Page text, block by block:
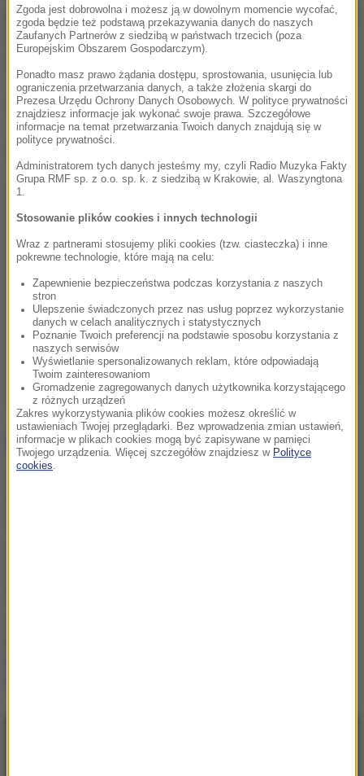
przybyło w Świętokrzyskiem - ich liczba wzrosła tam
o jedną trzecią. Na drugim miejscu pod tym
(edbie)
Dalsza część artykułu pod materiałem video:
Źródło: PAP
NAJWAŻNIEJSZE FAKTY
Zgoda jest dobrowolna i możesz ją w dowolnym momencie wycofać,
zgoda będzie też podstawą przekazywania danych do naszych
Zaufanych Partnerów z siedzibą w państwach trzecich (poza
Europejskim Obszarem Gospodarczym).
Ponadto masz prawo żądania dostępu, sprostowania, usunięcia lub
ograniczenia przetwarzania danych, a także złożenia skargi do
Prezesa Urzędu Ochrony Danych Osobowych. W polityce prywatności
znajdziesz informacje jak wykonać swoje prawa. Szczegółowe
informacje na temat przetwarzania Twoich danych znajdują się w
polityce prywatności.
Administratorem tych danych jesteśmy my, czyli Radio Muzyka Fakty
Grupa RMF sp. z o.o. sp. k. z siedzibą w Krakowie, al. Waszyngtona
1.
Stosowanie plików cookies i innych technologii
Wraz z partnerami stosujemy pliki cookies (tzw. ciasteczka) i inne
pokrewne technologie, które mają na celu:
Zapewnienie bezpieczeństwa podczas korzystania z naszych
stron
Ulepszenie świadczonych przez nas usług poprzez wykorzystanie
danych w celach analitycznych i statystycznych
Poznanie Twoich preferencji na podstawie sposobu korzystania z
naszych serwisów
Wyświetlanie spersonalizowanych reklam, które odpowiadają
Twoim zainteresowaniom
Gromadzenie zagregowanych danych użytkownika korzystającego
z różnych urządzeń
Zakres wykorzystywania plików cookies możesz określić w
ustawieniach Twojej przeglądarki. Bez wprowadzenia zmian ustawień,
informacje w plikach cookies mogą być zapisywane w pamięci
Twojego urządzenia. Więcej szczegółów znajdziesz w Polityce
cookies